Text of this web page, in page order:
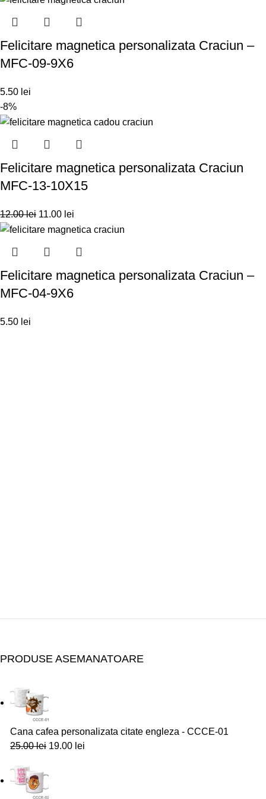
Felicitare magnetica personalizata Craciun –
MFC-09-9X6
5.50 lei
-8%
Felicitare magnetica personalizata Craciun
MFC-13-10X15
12.00lei 11.00 lei
Felicitare magnetica personalizata Craciun –
MFC-04-9X6
5.50 lei
PRODUSE ASEMANATOARE
Cana cafea personalizata citate engleza - CCCE-01
25.00lei 19.00 lei